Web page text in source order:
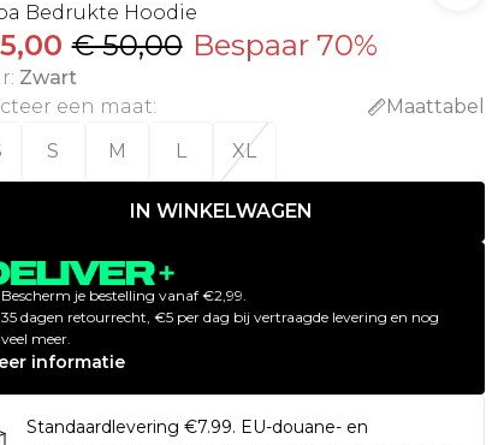
Bedrukte Hoodie
€ 50,00 Bespaar 70%
: Zwart
een maat:
Maattabel
S M L XL
IN WINKELWAGEN
Bescherm je bestelling vanaf €2,99.
35 dagen retourrecht, €5 per dag bij vertraagde levering en nog
veel meer.
informatie
Standaardlevering €7.99. EU-douane- en